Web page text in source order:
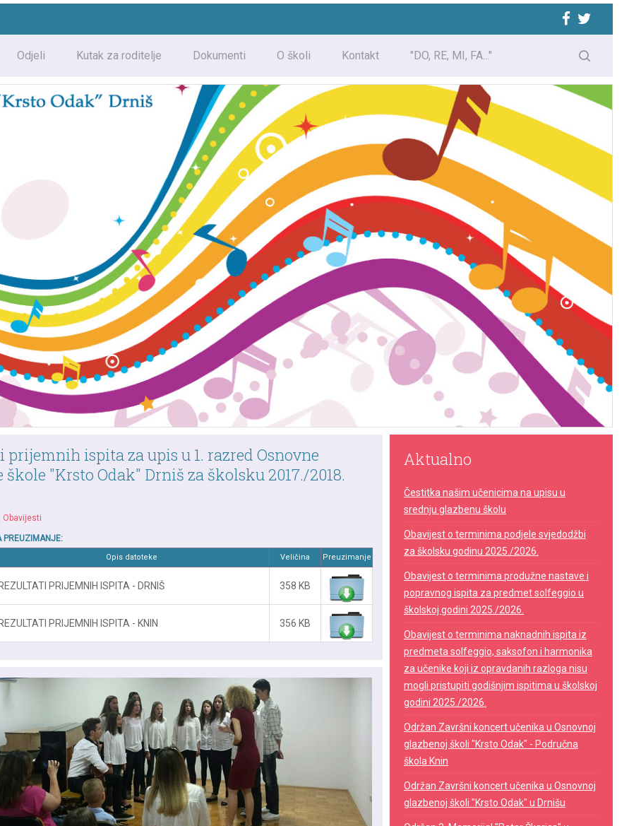
Odjeli Kutak za roditelje Dokumenti O školi Kontakt "DO, RE, MI, FA..."
prijemnih ispita za upis u 1. razred Osnovne
škole "Krsto Odak" Drniš za školsku 2017./2018.
Obavijesti
PREUZIMANJE:
Opis datoteke Veličina Preuzimanje
REZULTATI PRIJEMNIH ISPITA - DRNIŠ 358 KB
REZULTATI PRIJEMNIH ISPITA - KNIN 356 KB
Aktualno
Čestitka našim učenicima na upisu u
srednju glazbenu školu
Obavijest o terminima podjele svjedodžbi
za školsku godinu 2025./2026.
Obavijest o terminima produžne nastave i
popravnog ispita za predmet solfeggio u
školskoj godini 2025./2026.
Obavijest o terminima naknadnih ispita iz
predmeta solfeggio, saksofon i harmonika
za učenike koji iz opravdanih razloga nisu
mogli pristupiti godišnjim ispitima u školskoj
godini 2025./2026.
Održan Završni koncert učenika u Osnovnoj
glazbenoj školi "Krsto Odak" - Područna
škola Knin
Održan Završni koncert učenika u Osnovnoj
glazbenoj školi "Krsto Odak" u Drnišu